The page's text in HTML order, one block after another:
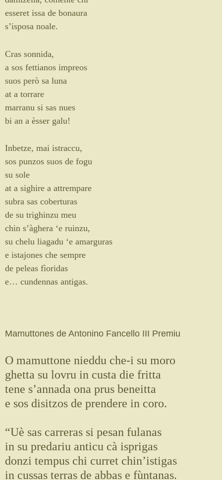
esseret issa de bonaura
s’isposa noale.
Cras sonnida,
a sos fettianos impreos
suos però sa luna
at a torrare
marranu si sas nues
bi an a èsser galu!
Inbetze, mai istraccu,
sos punzos suos de fogu
su sole
at a sighire a attrempare
subra sas coberturas
de su trighinzu meu
chin s’àghera ‘e ruinzu,
su chelu liagadu ‘e amarguras
e istajones che sempre
de peleas fìoridas
e… cundennas antigas.
Mamuttones de Antonino Fancello III Premiu
O mamuttone nieddu che-i su moro
ghetta su lovru in custa die fritta
tene s’annada ona prus beneitta
e sos disitzos de prendere in coro.
“Uè sas carreras si pesan fulanas
in su predariu anticu cà isprigas
donzi tempus chi curret chin’istigas
in cussas terras de abbas e fùntanas.